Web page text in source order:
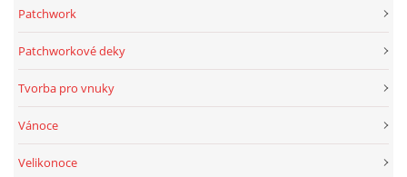
Patchwork
Patchworkové deky
Tvorba pro vnuky
Vánoce
Velikonoce